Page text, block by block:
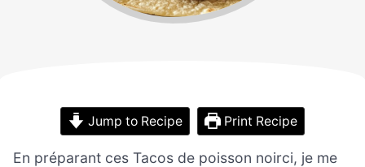
Jump to Recipe Print Recipe
En préparant ces Tacos de poisson noirci, je me